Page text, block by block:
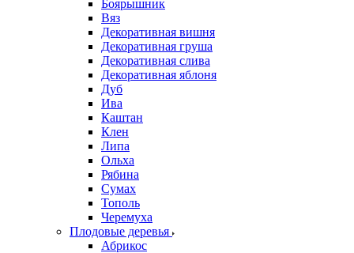
Боярышник
Вяз
Декоративная вишня
Декоративная груша
Декоративная слива
Декоративная яблоня
Дуб
Ива
Каштан
Клен
Липа
Ольха
Рябина
Сумах
Тополь
Черемуха
Плодовые деревья
Абрикос